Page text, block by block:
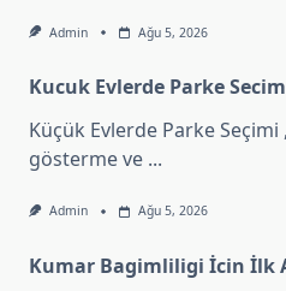
Admin Ağu 5, 2026
Kucuk Evlerde Parke
Küçük Evlerde Parke Seçimi
gösterme ve ...
Admin Ağu 5, 2026
Kumar Bagimliligi İcin İlk